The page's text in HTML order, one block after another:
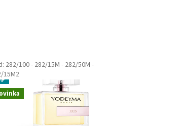
282/100- 282/15M - 282/50M -
15M2